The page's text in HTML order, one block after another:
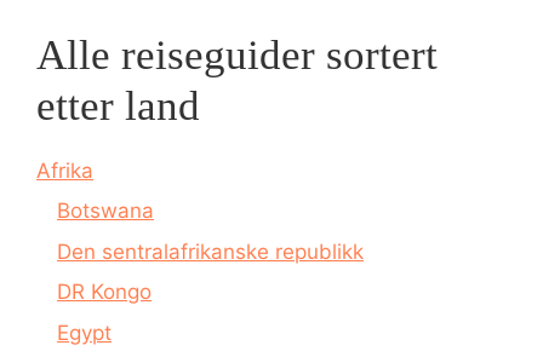
Alle reiseguider sortert
etter land
Afrika
Botswana
Den sentralafrikanske republikk
DR Kongo
Egypt